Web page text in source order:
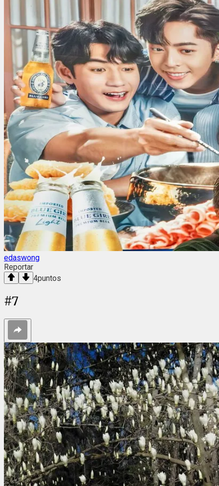
edaswong
Reportar
4puntos
#7